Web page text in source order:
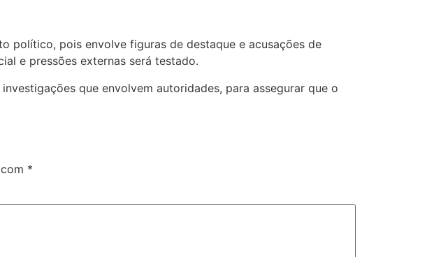
político, pois envolve figuras de destaque e acusações de
e pressões externas será testado.
que envolvem autoridades, para assegurar que o
*